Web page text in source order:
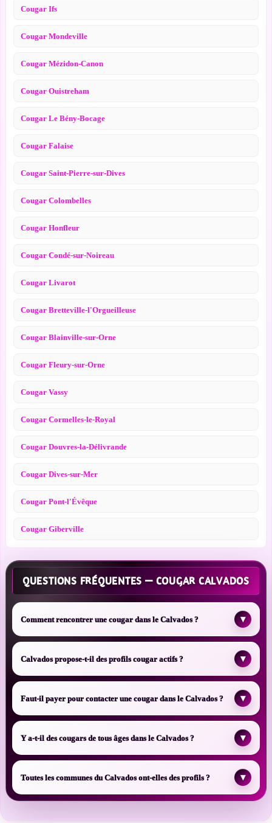
Cougar Ifs
Cougar Mondeville
Cougar Mézidon-Canon
Cougar Ouistreham
Cougar Le Bény-Bocage
Cougar Falaise
Cougar Saint-Pierre-sur-Dives
Cougar Colombelles
Cougar Honfleur
Cougar Condé-sur-Noireau
Cougar Livarot
Cougar Bretteville-l'Orgueilleuse
Cougar Blainville-sur-Orne
Cougar Fleury-sur-Orne
Cougar Vassy
Cougar Cormelles-le-Royal
Cougar Douvres-la-Délivrande
Cougar Dives-sur-Mer
Cougar Pont-l'Évêque
Cougar Giberville
QUESTIONS FRÉQUENTES — COUGAR CALVADOS
Comment rencontrer une cougar dans le Calvados ? ▾
Calvados propose-t-il des profils cougar actifs ? ▾
Faut-il payer pour contacter une cougar dans le Calvados ? ▾
Y a-t-il des cougars de tous âges dans le Calvados ? ▾
Toutes les communes du Calvados ont-elles des profils ? ▾